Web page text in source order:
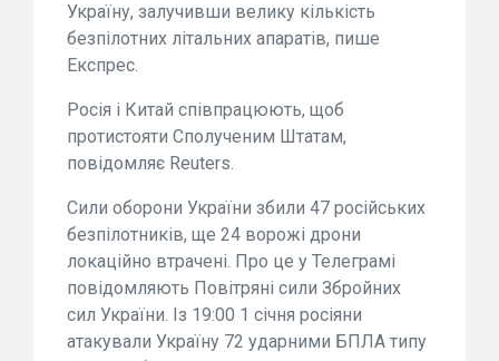
Україну, залучивши велику кількість
безпілотних літальних апаратів, пише
Експрес.
Росія і Китай співпрацюють, щоб
протистояти Сполученим Штатам,
повідомляє Reuters.
Сили оборони України збили 47 російських
безпілотників, ще 24 ворожі дрони
локаційно втрачені. Про це у Телеграмі
повідомляють Повітряні сили Збройних
сил України. Із 19:00 1 січня росіяни
атакували Україну 72 ударними БПЛА типу